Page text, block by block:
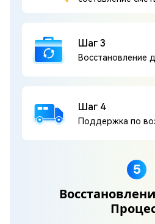
Шаг 3
Восстановление
Шаг 4
Поддержка по
5